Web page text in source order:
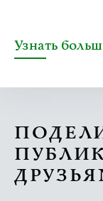
Узнать